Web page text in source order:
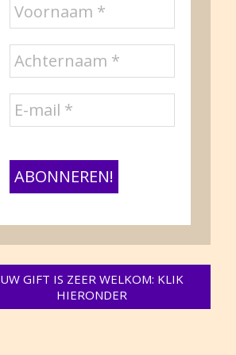
UW GIFT IS ZEER WELKOM: KLIK
HIERONDER